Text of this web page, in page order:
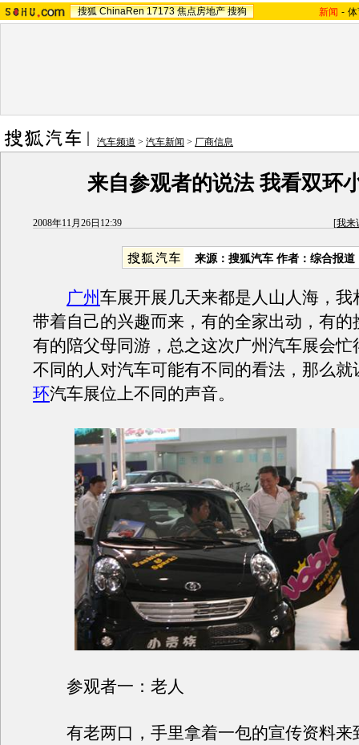
搜狐 ChinaRen 17173 焦点房地产 搜狗 新闻 -
汽车频道 > 汽车新闻 > 厂商信息
来自参观者的说法 我看双环
2008年11月26日12:39 [我来
来源：搜狐汽车 作者：综合报道
广州车展开展几天来都是人山人海，我
带着自己的兴趣而来，有的全家出动，有的
有的陪父母同游，总之这次广州汽车展会忙
不同的人对汽车可能有不同的看法，那么就
环汽车展位上不同的声音。
参观者一：老人
有老两口，手里拿着一包的宣传资料来